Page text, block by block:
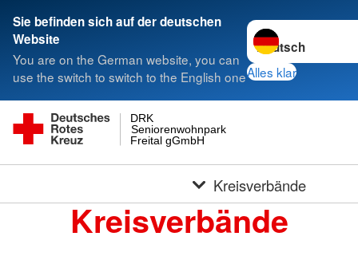
Sie befinden sich auf der deutschen
Website
You are on the German website, you can
use the switch to switch to the English one
Sprache wechseln
Alles klar
Freital gGmbH
Seniorenwohnpark
DRK
Kreisverbände
Kreisverbände